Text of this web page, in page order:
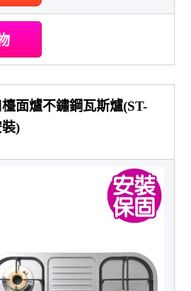
檯面爐不鏽鋼瓦斯爐(ST-
)